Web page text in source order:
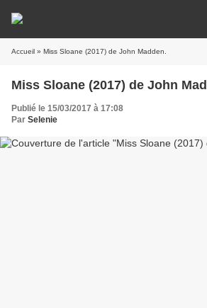
Accueil » Miss Sloane (2017) de John Madden.
Miss Sloane (2017) de John
Publié le 15/03/2017 à 17:08
Par Selenie